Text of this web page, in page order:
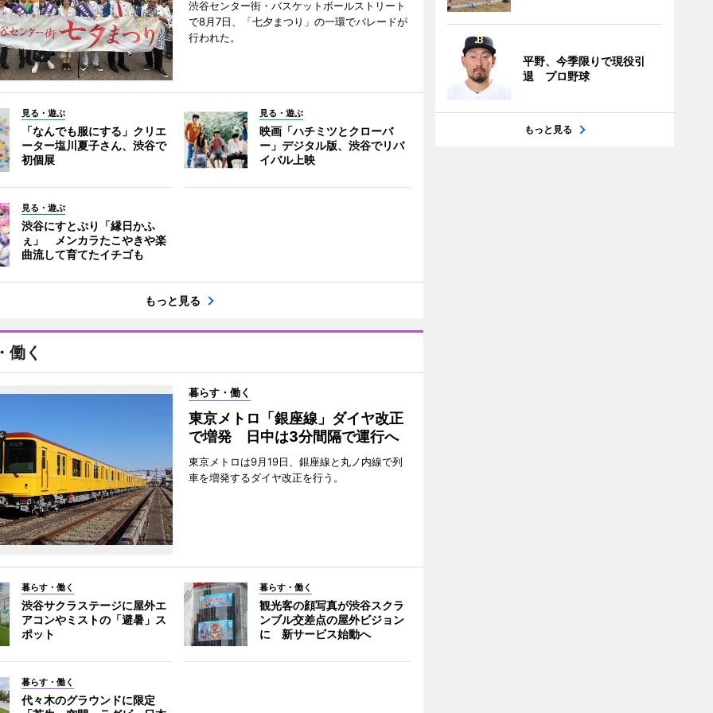
渋谷センター街・バスケットボールストリート
で8月7日、「七夕まつり」の一環でパレードが
行われた。
見る・遊ぶ
「なんでも服にする」クリエ
ーター塩川夏子さん、渋谷で
初個展
見る・遊ぶ
映画「ハチミツとクローバ
ー」デジタル版、渋谷でリバ
イバル上映
見る・遊ぶ
渋谷にすとぷり「縁日かふ
ぇ」 メンカラたこやきや楽
曲流して育てたイチゴも
もっと見る
働く
暮らす・働く
東京メトロ「銀座線」ダイヤ改正
で増発 日中は3分間隔で運行へ
東京メトロは9月19日、銀座線と丸ノ内線で列
車を増発するダイヤ改正を行う。
暮らす・働く
渋谷サクラステージに屋外エ
アコンやミストの「避暑」ス
ポット
暮らす・働く
観光客の顔写真が渋谷スクラ
ンブル交差点の屋外ビジョン
に 新サービス始動へ
暮らす・働く
代々木のグラウンドに限定
平野、今季限りで現役引
退 プロ野球
もっと見る